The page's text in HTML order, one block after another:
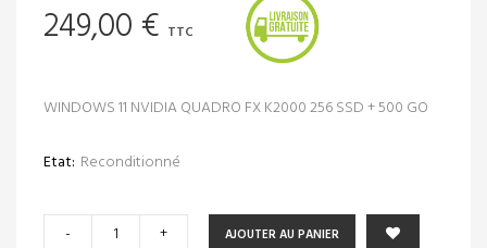
249,00 € TTC
WINDOWS 11 NVIDIA QUADRO FX K2000 256 SSD + 500 GO
Etat: Reconditionné
- + AJOUTER AU PANIER